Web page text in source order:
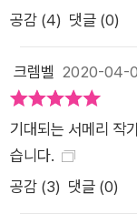
공감 (4) 댓글 (0)
크렘벨 2020-04-
기대되는 서메리 작
습니다.
공감 (3) 댓글 (0)